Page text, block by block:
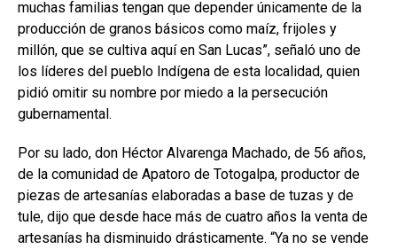
muchas familias tengan que depender únicamente de la
producción de granos básicos como maíz, frijoles y
millón, que se cultiva aquí en San Lucas”, señaló uno de
los líderes del pueblo Indígena de esta localidad, quien
pidió omitir su nombre por miedo a la persecución
gubernamental.
Por su lado, don Héctor Alvarenga Machado, de 56 años,
de la comunidad de Apatoro de Totogalpa, productor de
piezas de artesanías elaboradas a base de tuzas y de
tule, dijo que desde hace más de cuatro años la venta de
artesanías ha disminuido drásticamente. “Ya no se vende